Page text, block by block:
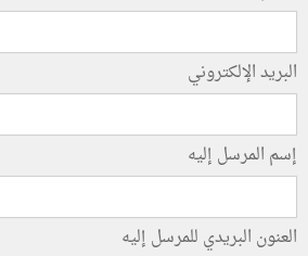
البريد الإلكتروني
إسم المرسل إليه
العنون البريدي للمرسل إليه